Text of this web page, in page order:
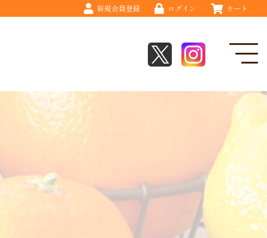
新規会員登録 ログイン カート